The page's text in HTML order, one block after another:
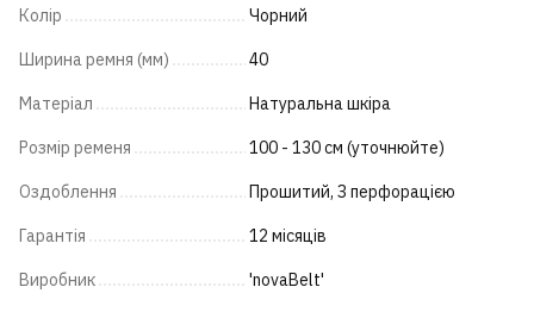
Колір Чорний
Ширина ремня (мм) 40
Матеріал Натуральна шкіра
Розмір ременя 100 - 130 см (уточнюйте)
Оздоблення Прошитий, З перфорацією
Гарантія 12 місяців
Виробник 'novaBelt'